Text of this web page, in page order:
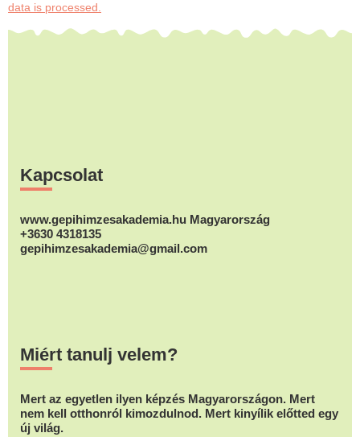
data is processed.
Kapcsolat
www.gepihimzesakademia.hu Magyarország
+3630 4318135
gepihimzesakademia@gmail.com
Miért tanulj velem?
Mert az egyetlen ilyen képzés Magyarországon. Mert
nem kell otthonról kimozdulnod. Mert kinyílik előtted egy
új világ.